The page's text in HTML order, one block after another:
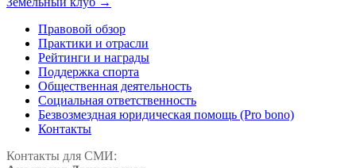
Правовой обзор
Практики и отрасли
Рейтинги и награды
Поддержка спорта
Общественная деятельность
Социальная ответственность
Безвозмездная юридическая помощь (Pro bono)
Контакты
Контакты для СМИ: